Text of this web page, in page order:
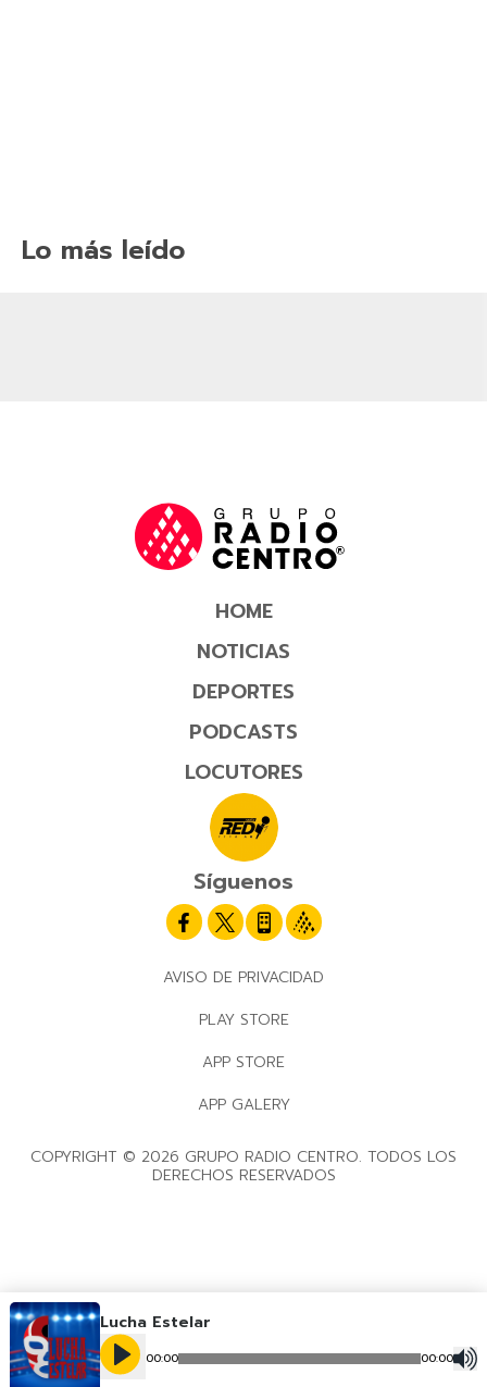
Lo más leído
HOME
NOTICIAS
DEPORTES
PODCASTS
LOCUTORES
Síguenos
AVISO DE PRIVACIDAD
PLAY STORE
APP STORE
APP GALERY
COPYRIGHT © 2026 GRUPO RADIO CENTRO. TODOS LOS
DERECHOS RESERVADOS
Lucha Estelar
00:00 00:00